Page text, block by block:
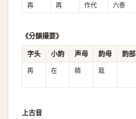
再 再 作代 六泰
《分韻撮要》
字头
小韵 声母 韵母 韵部
再 在 精 栽
上古音